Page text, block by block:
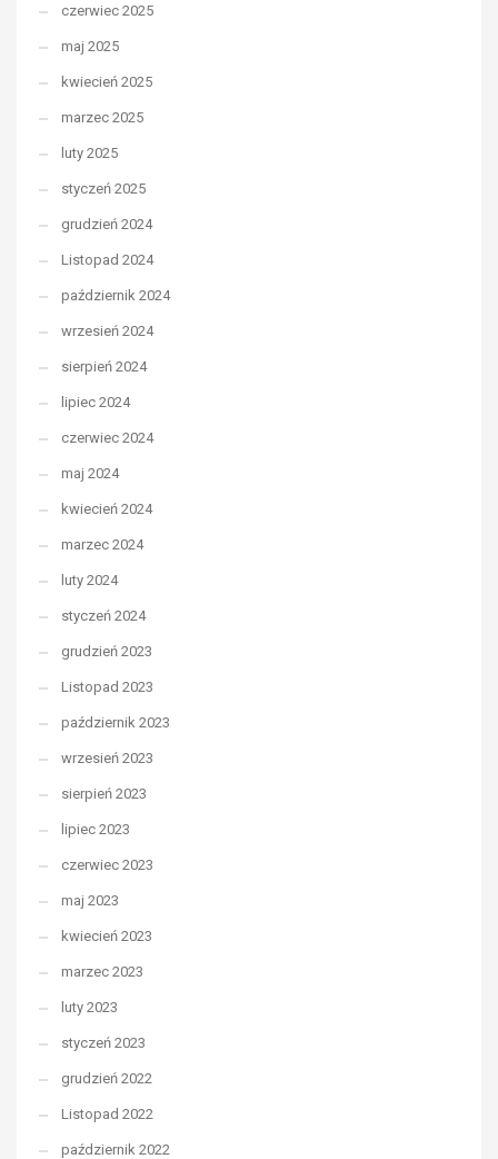
czerwiec 2025
maj 2025
kwiecień 2025
marzec 2025
luty 2025
styczeń 2025
grudzień 2024
Listopad 2024
październik 2024
wrzesień 2024
sierpień 2024
lipiec 2024
czerwiec 2024
maj 2024
kwiecień 2024
marzec 2024
luty 2024
styczeń 2024
grudzień 2023
Listopad 2023
październik 2023
wrzesień 2023
sierpień 2023
lipiec 2023
czerwiec 2023
maj 2023
kwiecień 2023
marzec 2023
luty 2023
styczeń 2023
grudzień 2022
Listopad 2022
październik 2022